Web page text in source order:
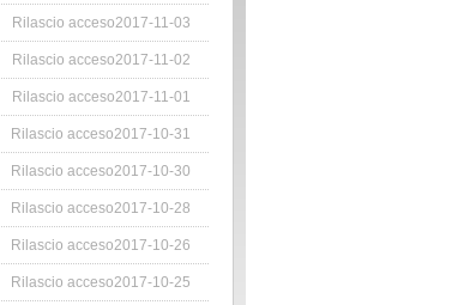
Rilascio acceso2017-11-03
Rilascio acceso2017-11-02
Rilascio acceso2017-11-01
Rilascio acceso2017-10-31
Rilascio acceso2017-10-30
Rilascio acceso2017-10-28
Rilascio acceso2017-10-26
Rilascio acceso2017-10-25